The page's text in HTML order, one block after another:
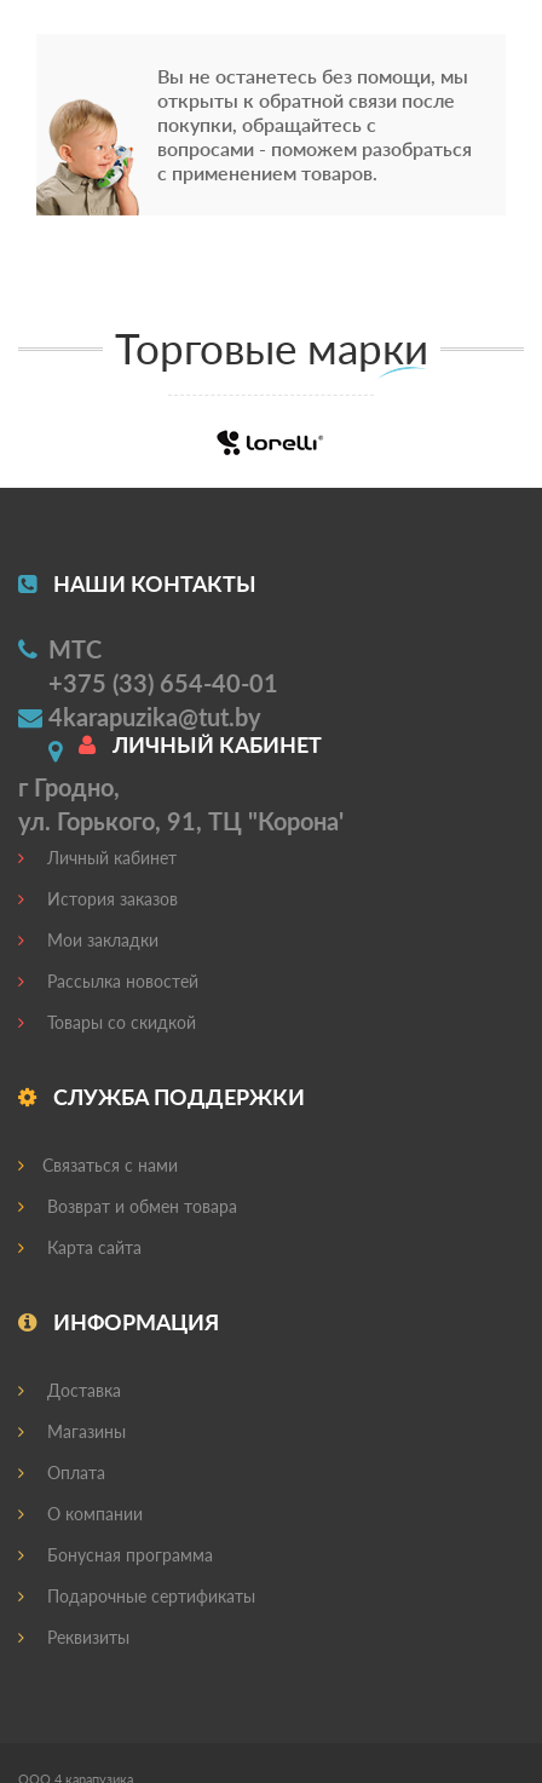
Вы не останетесь без помощи, мы
открыты к обратной связи после
покупки, обращайтесь с
вопросами - поможем разобраться
с применением товаров.
Торговые марки
НАШИ КОНТАКТЫ
МТС
+375 (33) 654-40-01
4karapuzika@tut.by
г Гродно,
ул. Горького, 91, ТЦ "Корона'
ЛИЧНЫЙ КАБИНЕТ
Личный кабинет
История заказов
Мои закладки
Рассылка новостей
Товары со скидкой
СЛУЖБА ПОДДЕРЖКИ
Связаться с нами
Возврат и обмен товара
Карта сайта
ИНФОРМАЦИЯ
Доставка
Магазины
Оплата
О компании
Бонусная программа
Подарочные сертификаты
Реквизиты
ООО 4 карапузика